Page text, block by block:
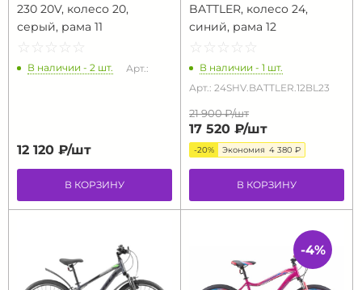
230 20V, колесо 20,
серый, рама 11
☆ ☆ ☆ ☆ ☆
★ ★ ★ ★ ★
В наличии - 2 шт. Арт.:
12 120 ₽/шт
В КОРЗИНУ
BATTLER, колесо 24,
синий, рама 12
☆ ☆ ☆ ☆ ☆
★ ★ ★ ★ ★
В наличии - 1 шт.
Арт.: 24SHV.BATTLER.12BL23
21 900 ₽/шт
17 520 ₽/шт
-20% Экономия 4 380 ₽
В КОРЗИНУ
-4%